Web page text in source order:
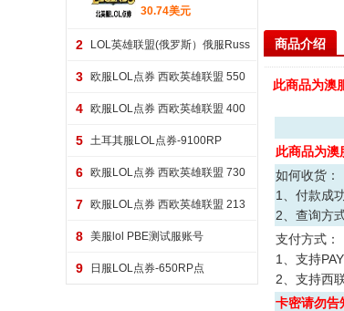
商品介绍
此商品为澳
此商品为澳
如何收货：
1、付款成
2、查询方
支付方式：
1、支持
2、支持西
卡密请勿告
30.74美元
2
LOL英雄联盟(俄罗斯）俄服Russ
3
欧服LOL点券 西欧英雄联盟 550
4
欧服LOL点券 西欧英雄联盟 400
5 土耳其服LOL点券-9100RP
6
欧服LOL点券 西欧英雄联盟 730
7
欧服LOL点券 西欧英雄联盟 213
8 美服lol PBE测试服账号
9 日服LOL点券-650RP点